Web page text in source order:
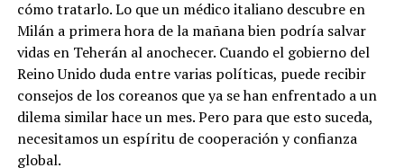
cómo tratarlo. Lo que un médico italiano descubre en
Milán a primera hora de la mañana bien podría salvar
vidas en Teherán al anochecer. Cuando el gobierno del
Reino Unido duda entre varias políticas, puede recibir
consejos de los coreanos que ya se han enfrentado a un
dilema similar hace un mes. Pero para que esto suceda,
necesitamos un espíritu de cooperación y confianza
global.